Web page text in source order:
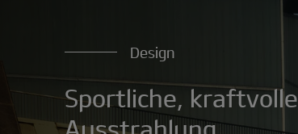
Design
Sportliche, kraftvolle